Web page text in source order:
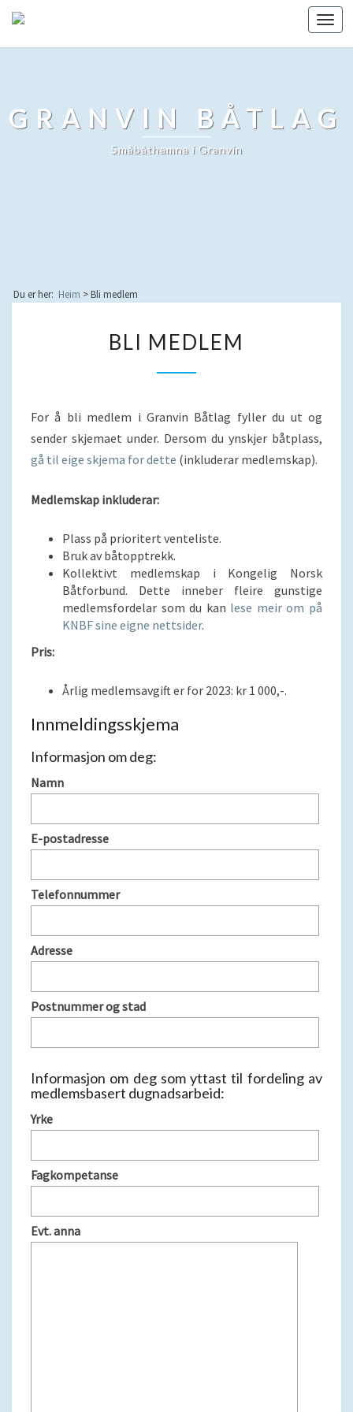
GRANVIN BÅTLAG
Småbåthamna i Granvin
Du er her: Heim >Bli medlem
MEDLEM
BLI MEDLEM
For å bli medlem i Granvin Båtlag fyller du ut og
sender skjemaet under. Dersom du ynskjer båtplass,
gå til eige skjema for dette (inkluderar medlemskap).
Medlemskap inkluderar:
Plass på prioritert venteliste.
Bruk av båtopptrekk.
Kollektivt medlemskap i Kongelig Norsk
Båtforbund. Dette inneber fleire gunstige
medlemsfordelar som du kan lese meir om på
KNBF sine eigne nettsider.
Pris:
Årlig medlemsavgift er for 2023: kr 1 000,-.
Innmeldingsskjema
Informasjon om deg:
Namn
E-postadresse
Telefonnummer
Adresse
Postnummer og stad
Informasjon om deg som yttast til fordeling av
medlemsbasert dugnadsarbeid:
Yrke
Fagkompetanse
Evt. anna